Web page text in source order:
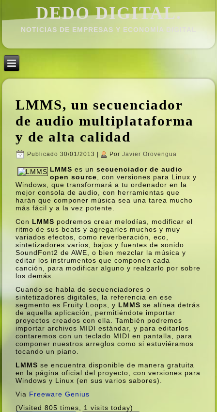
DEDO DIGITAL.
NOTICIAS DE EMPRESAS Y ECONOMÍ­A DIGITAL
LMMS, un secuenciador
de audio multiplataforma
y de alta calidad
Publicado 30/01/2013 Por Javier Orovengua
LMMS es unsecuenciador de audio
open source , con versiones para Linux y
Windows, que transformará a tu ordenador en la
mejor consola de audio, con herramientas que
harán que componer música sea una tarea mucho
más fácil y a la vez potente.
Con LMMS podremos crear melodí­as, modificar el
ritmo de sus beats y agregarles muchos y muy
variados efectos, como reverberación, eco,
sintetizadores varios, bajos y fuentes de sonido
SoundFont2 de AWE, o bien mezclar la música y
editar los instrumentos que componen cada
canción, para modificar alguno y realzarlo por sobre
los demás.
Cuando se habla de secuenciadores o
sintetizadores digitales, la referencia en ese
segmento es Fruity Loops, y LMMS se alí­nea detrás
de aquella aplicación, permitiéndote importar
proyectos creados con ella. También podremos
importar archivos MIDI estándar, y para editarlos
contaremos con un teclado MIDI en pantalla, para
componer nuestros arreglos como si estuviéramos
tocando un piano.
LMMS se encuentra disponible de manera gratuita
en la página oficial del proyecto, con versiones para
Windows y Linux (en sus varios sabores).
Via Freeware Genius
(Visited 805 times, 1 visits today)